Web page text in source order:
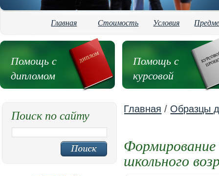
Главная Стоимость Условия
Помощь с
дипломом
Помощь с
курсовой
Главная / Образцы
школьного
Поиск по сайту